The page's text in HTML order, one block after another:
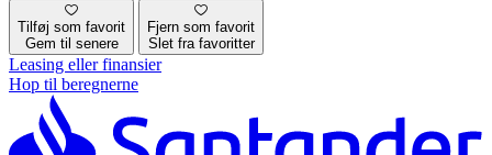
Tilføj som favorit
Gem til senere
Fjern som favorit
Slet fra favoritter
Leasing eller finansier
Hop til beregnerne